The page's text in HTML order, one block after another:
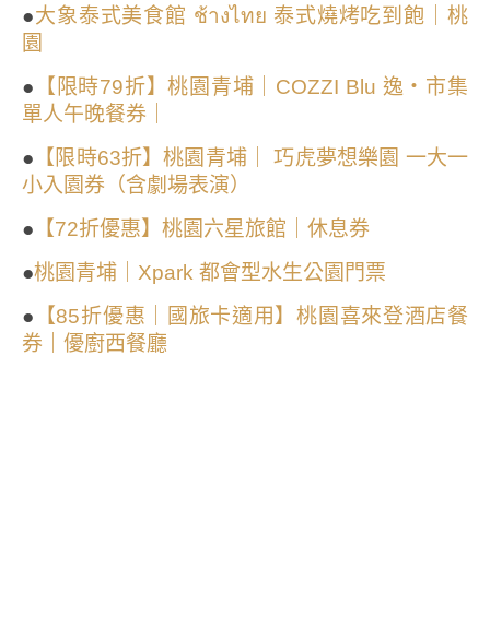
●大象泰式美食館 ช้างไทย 泰式燒烤吃到飽｜桃
園
● 【限時79折】桃園青埔｜COZZI Blu 逸・市集
單人午晚餐券｜
● 【限時63折】桃園青埔｜ 巧虎夢想樂園 一大一
小入園券（含劇場表演）
● 【72折優惠】桃園六星旅館｜休息券
●桃園青埔｜Xpark 都會型水生公園門票
● 【85折優惠｜國旅卡適用】桃園喜來登酒店餐
券｜優廚西餐廳